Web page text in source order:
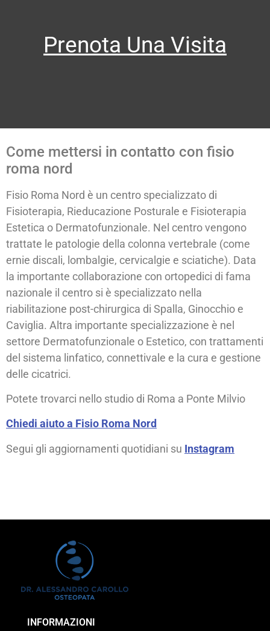
Prenota Una Visita
Come mettersi in contatto con fisio
roma nord
Fisio Roma Nord è un centro specializzato di
Fisioterapia, Rieducazione Posturale e Fisioterapia
Estetica o Dermatofunzionale. Nel centro vengono
trattate le patologie della colonna vertebrale (come
ernie discali, lombalgie, cervicalgie e sciatiche). Data
la importante collaborazione con ortopedici di fama
nazionale il centro si è specializzato nella
riabilitazione post-chirurgica di Spalla, Ginocchio e
Caviglia. Altra importante specializzazione è nel
settore Dermatofunzionale o Estetico, con trattamenti
del sistema linfatico, connettivale e la cura e gestione
delle cicatrici.
Potete trovarci nello studio di Roma a Ponte Milvio
Chiedi aiuto a Fisio Roma Nord
Segui gli aggiornamenti quotidiani su Instagram
INFORMAZIONI